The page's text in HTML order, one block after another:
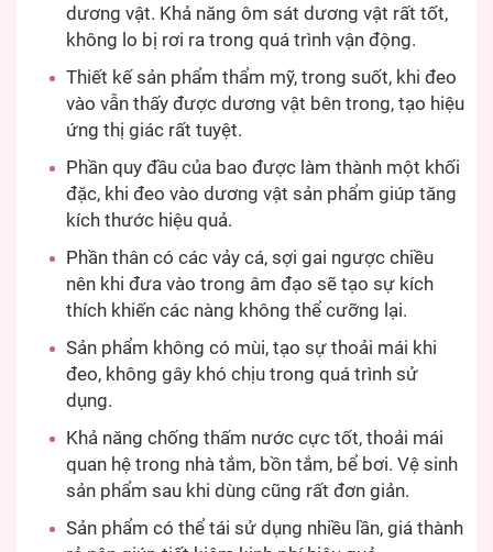
dương vật. Khả năng ôm sát dương vật rất tốt,
không lo bị rơi ra trong quá trình vận động.
Thiết kế sản phẩm thẩm mỹ, trong suốt, khi đeo
vào vẫn thấy được dương vật bên trong, tạo hiệu
ứng thị giác rất tuyệt.
Phần quy đầu của bao được làm thành một khối
đặc, khi đeo vào dương vật sản phẩm giúp tăng
kích thước hiệu quả.
Phần thân có các vảy cá, sợi gai ngược chiều
nên khi đưa vào trong âm đạo sẽ tạo sự kích
thích khiến các nàng không thể cưỡng lại.
Sản phẩm không có mùi, tạo sự thoải mái khi
đeo, không gây khó chịu trong quá trình sử
dụng.
Khả năng chống thấm nước cực tốt, thoải mái
quan hệ trong nhà tắm, bồn tắm, bể bơi. Vệ sinh
sản phẩm sau khi dùng cũng rất đơn giản.
Sản phẩm có thể tái sử dụng nhiều lần, giá thành